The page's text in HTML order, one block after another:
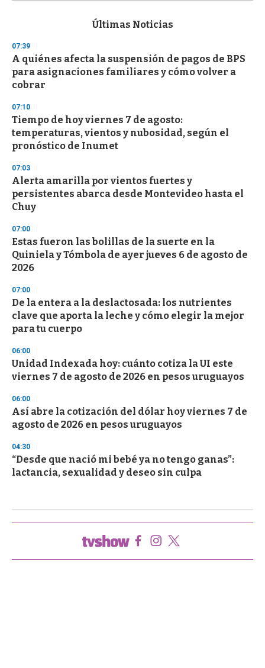
d
s
o
f
3
s
e
c
o
n
d
Últimas Noticias
07:39
A quiénes afecta la suspensión de pagos de BPS
para asignaciones familiares y cómo volver a
cobrar
07:10
Tiempo de hoy viernes 7 de agosto:
temperaturas, vientos y nubosidad, según el
pronóstico de Inumet
07:03
Alerta amarilla por vientos fuertes y
persistentes abarca desde Montevideo hasta el
Chuy
07:00
Estas fueron las bolillas de la suerte en la
Quiniela y Tómbola de ayer jueves 6 de agosto de
2026
07:00
De la entera a la deslactosada: los nutrientes
clave que aporta la leche y cómo elegir la mejor
para tu cuerpo
06:00
Unidad Indexada hoy: cuánto cotiza la UI este
viernes 7 de agosto de 2026 en pesos uruguayos
06:00
Así abre la cotización del dólar hoy viernes 7 de
agosto de 2026 en pesos uruguayos
04:30
“Desde que nació mi bebé ya no tengo ganas”:
lactancia, sexualidad y deseo sin culpa